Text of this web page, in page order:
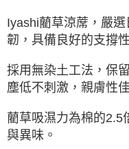
Iyashi藺草涼蓆，嚴
韌，具備良好的支撐
採用無染土工法，保
塵低不刺激，親膚性
藺草吸濕力為棉的2.5
與異味。